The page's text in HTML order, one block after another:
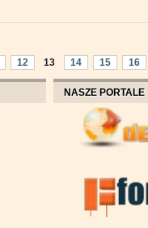
12 13 14 15 16
NASZE PORTALE